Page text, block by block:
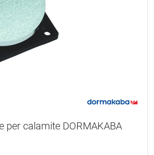
per calamite DORMAKABA